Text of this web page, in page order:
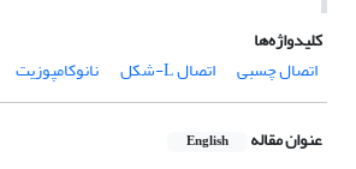
کلیدواژه‌ها
اتصال چسبی
اتصال L-شکل نانوکامپوزیت
عنوان مقاله English